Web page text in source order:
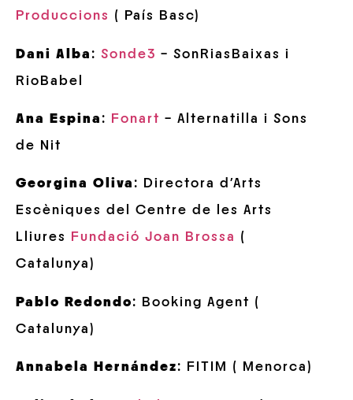
Produccions ( País Basc)
Dani Alba: Sonde3 – SonRiasBaixas i
RioBabel
Ana Espina: Fonart – Alternatilla i Sons
de Nit
Georgina Oliva: Directora d’Arts
Escèniques del Centre de les Arts
Lliures
Fundació Joan Brossa (
Catalunya)
Pablo Redondo: Booking Agent (
Catalunya)
Annabela Hernández: FITIM ( Menorca)